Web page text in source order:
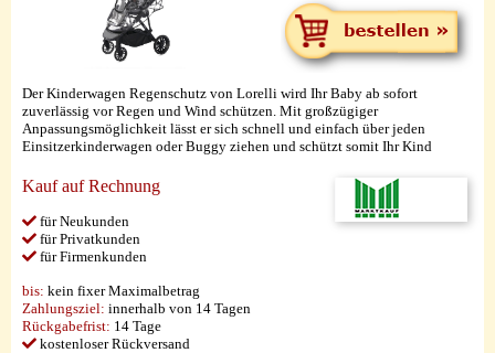
Der Kinderwagen Regenschutz von Lorelli wird Ihr Baby ab sofort
zuverlässig vor Regen und Wind schützen. Mit großzügiger
Anpassungsmöglichkeit lässt er sich schnell und einfach über jeden
Einsitzerkinderwagen oder Buggy ziehen und schützt somit Ihr Kind
Kauf auf Rechnung
für Neukunden
für Privatkunden
für Firmenkunden
bis: kein fixer Maximalbetrag
Zahlungsziel: innerhalb von 14 Tagen
Rückgabefrist: 14 Tage
kostenloser Rückversand